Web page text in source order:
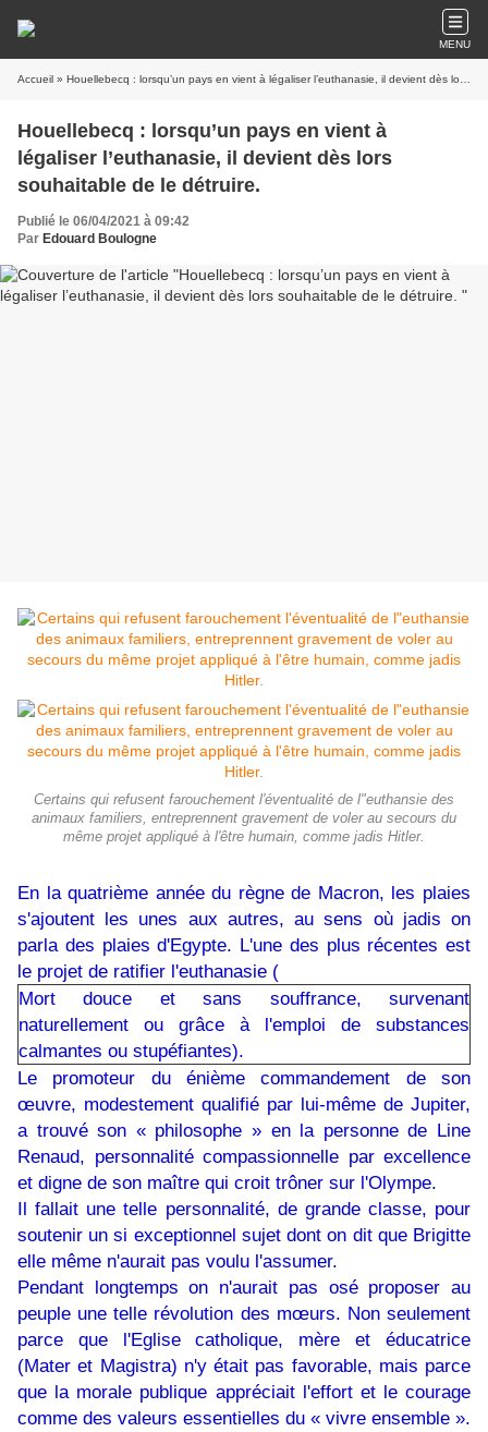
MENU
Accueil » Houellebecq : lorsqu’un pays en vient à légaliser l’euthanasie, il devient dès lors souhaitable de le détruire.
Houellebecq : lorsqu’un pays en vient à
légaliser l’euthanasie, il devient dès lors
souhaitable de le détruire.
Publié le 06/04/2021 à 09:42
Par Edouard Boulogne
Certains qui refusent farouchement l'éventualité de l"euthansie des
animaux familiers, entreprennent gravement de voler au secours du
même projet appliqué à l'être humain, comme jadis Hitler.
En la quatrième année du règne de Macron, les plaies
s'ajoutent les unes aux autres, au sens où jadis on
parla des plaies d'Egypte. L'une des plus récentes est
le projet de ratifier l'euthanasie (
Mort douce et sans souffrance, survenant
naturellement ou grâce à l'emploi de substances
calmantes ou stupéfiantes).
Le promoteur du énième commandement de son
œuvre, modestement qualifié par lui-même de Jupiter,
a trouvé son « philosophe » en la personne de Line
Renaud, personnalité compassionnelle par excellence
et digne de son maître qui croit trôner sur l'Olympe.
Il fallait une telle personnalité, de grande classe, pour
soutenir un si exceptionnel sujet dont on dit que Brigitte
elle même n'aurait pas voulu l'assumer.
Pendant longtemps on n'aurait pas osé proposer au
peuple une telle révolution des mœurs. Non seulement
parce que l'Eglise catholique, mère et éducatrice
(Mater et Magistra) n'y était pas favorable, mais parce
que la morale publique appréciait l'effort et le courage
comme des valeurs essentielles du « vivre ensemble ».